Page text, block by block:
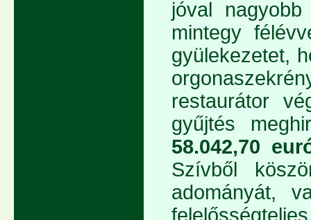
jóval
mintegy
gyülekezetet,
restaurátor
gyűjtés
58.042,70
Szívből
adományát,